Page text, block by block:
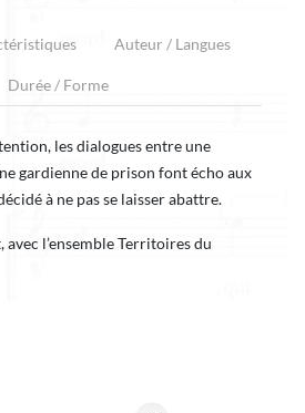
Auteur / Langues
Durée / Forme
les dialogues entre une
gardienne de prison font écho aux
à ne pas se laisser abattre.
l’ensemble Territoires du